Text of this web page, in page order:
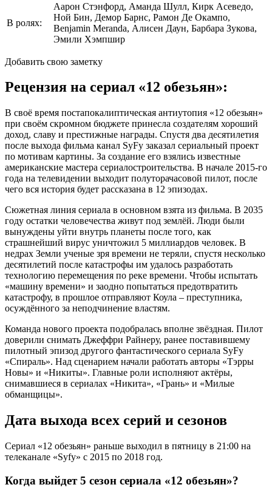
В ролях:
Аарон Стэнфорд, Аманда Шулл, Кирк Асеведо,
Ной Бин, Демор Барнс, Рамон Де Окампо,
Benjamin Meranda, Алисен Даун, Барбара Зукова,
Эмили Хэмпшир
Добавить свою заметку
Рецензия на сериал «12 обезьян»:
В своё время постапокалиптическая антиутопия «12 обезьян»
при своём скромном бюджете принесла создателям хороший
доход, славу и престижные награды. Спустя два десятилетия
после выхода фильма канал SyFy заказал сериальный проект
по мотивам картины. За создание его взялись известные
американские мастера сериалостроительства. В начале 2015-го
года на телевидении выходит полуторачасовой пилот, после
чего вся история будет рассказана в 12 эпизодах.
Сюжетная линия сериала в основном взята из фильма. В 2035
году остатки человечества живут под землёй. Люди были
вынуждены уйти внутрь планеты после того, как
страшнейший вирус уничтожил 5 миллиардов человек. В
недрах Земли ученые зря времени не теряли, спустя несколько
десятилетий после катастрофы им удалось разработать
технологию перемещения по реке времени. Чтобы испытать
«машину времени» и заодно попытаться предотвратить
катастрофу, в прошлое отправляют Коула – преступника,
осуждённого за неподчинение властям.
Команда нового проекта подобралась вполне звёздная. Пилот
доверили снимать Джеффри Райнеру, ранее поставившему
пилотный эпизод другого фантастического сериала SyFy
«Спираль». Над сценарием начали работать авторы «Тэрры
Новы» и «Никиты». Главные роли исполняют актёры,
снимавшиеся в сериалах «Никита», «Грань» и «Милые
обманщицы».
Дата выхода всех серий и сезонов
Сериал «12 обезьян» раньше выходил в пятницу в 21:00 на
телеканале «Syfy» c 2015 по 2018 год.
Когда выйдет 5 сезон сериала «12 обезьян»?